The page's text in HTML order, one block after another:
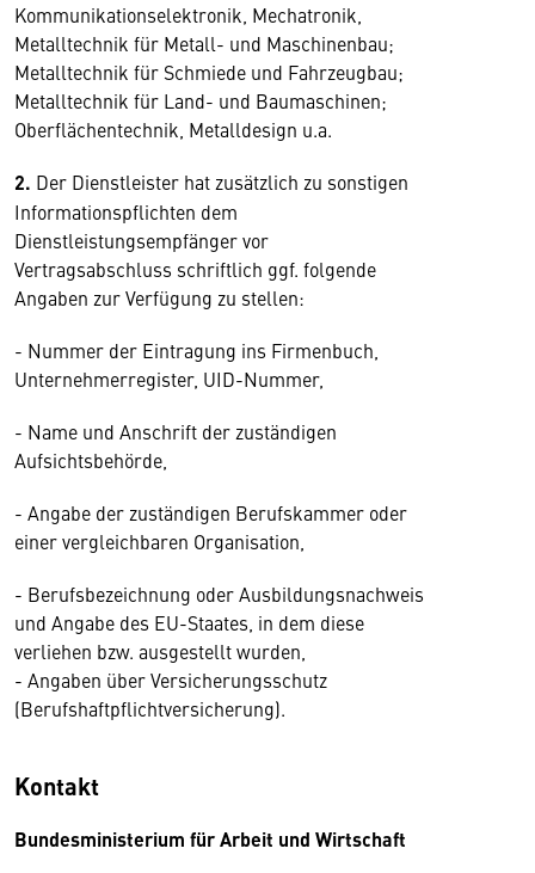
Kommunikationselektronik, Mechatronik,
Metalltechnik für Metall- und Maschinenbau;
Metalltechnik für Schmiede und Fahrzeugbau;
Metalltechnik für Land- und Baumaschinen;
Oberflächentechnik, Metalldesign u.a.
2. Der Dienstleister hat zusätzlich zu sonstigen
Informationspflichten dem
Dienstleistungsempfänger vor
Vertragsabschluss schriftlich ggf. folgende
Angaben zur Verfügung zu stellen:
- Nummer der Eintragung ins Firmenbuch,
Unternehmerregister, UID-Nummer,
- Name und Anschrift der zuständigen
Aufsichtsbehörde,
- Angabe der zuständigen Berufskammer oder
einer vergleichbaren Organisation,
- Berufsbezeichnung oder Ausbildungsnachweis
und Angabe des EU-Staates, in dem diese
verliehen bzw. ausgestellt wurden,
- Angaben über Versicherungsschutz
(Berufshaftpflichtversicherung).
Kontakt
Bundesministerium für Arbeit und Wirtschaft